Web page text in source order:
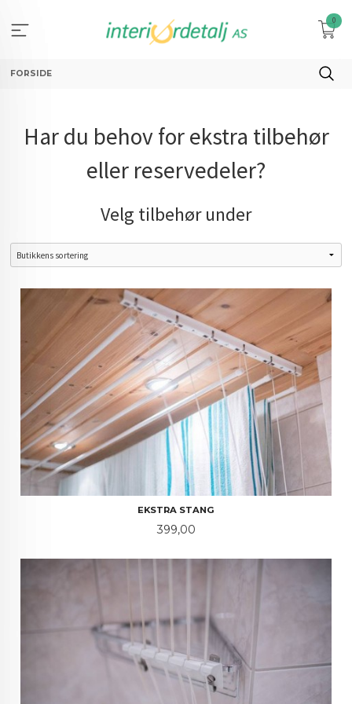
innholdet
0
FORSIDE
Har du behov for ekstra tilbehør
eller reservedeler?
Velg tilbehør under
EKSTRA STANG
Pris
399,00